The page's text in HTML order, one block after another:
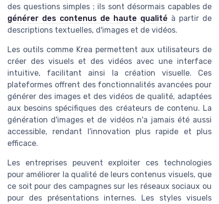
des questions simples ; ils sont désormais capables de
générer des contenus de haute qualité à partir de
descriptions textuelles, d'images et de vidéos.
Les outils comme Krea permettent aux utilisateurs de
créer des visuels et des vidéos avec une interface
intuitive, facilitant ainsi la création visuelle. Ces
plateformes offrent des fonctionnalités avancées pour
générer des images et des vidéos de qualité, adaptées
aux besoins spécifiques des créateurs de contenu. La
génération d'images et de vidéos n'a jamais été aussi
accessible, rendant l'innovation plus rapide et plus
efficace.
Les entreprises peuvent exploiter ces technologies
pour améliorer la qualité de leurs contenus visuels, que
ce soit pour des campagnes sur les réseaux sociaux ou
pour des présentations internes. Les styles visuels